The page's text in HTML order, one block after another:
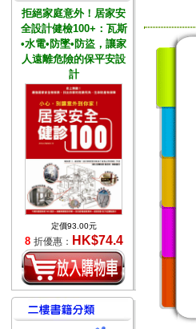
拒絕家庭意外！居家安
全設計健檢100+：瓦斯
•水電•防墜•防盜，讓家
人遠離危險的保平安設
計
定價93.00元
8 折優惠： HK$74.4